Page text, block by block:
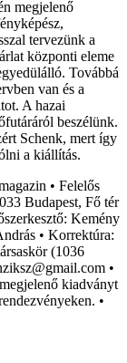
megjelenő
tervezünk a
központi eleme
Továbbá
van és a
A hazai
beszélünk.
Schenk, mert így
a kiállítás.
• Felelős
Budapest, Fő tér
Kemény
• Korrektúra:
(1036
•
kiadványt
•